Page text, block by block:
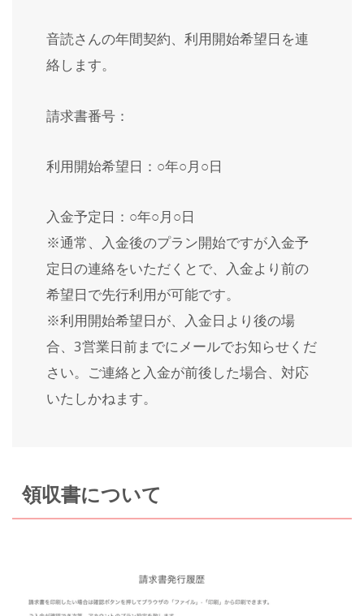
音読さんの年間契約、利用開始希望日を連
絡します。
請求書番号：
利用開始希望日：○年○月○日
入金予定日：○年○月○日
※通常、入金後のプラン開始ですが入金予
定日の連絡をいただくとで、入金より前の
希望日で先行利用が可能です。
※利用開始希望日が、入金日より後の場
合、3営業日前までにメールでお知らせくだ
さい。ご連絡と入金が前後した場合、対応
いたしかねます。
領収書について